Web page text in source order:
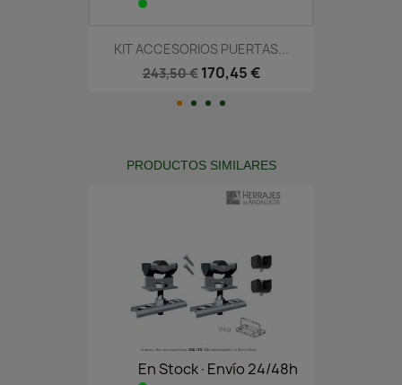
KIT ACCESORIOS PUERTAS...
243,50 € 170,45 €
PRODUCTOS SIMILARES
En Stock·Envío 24/48h